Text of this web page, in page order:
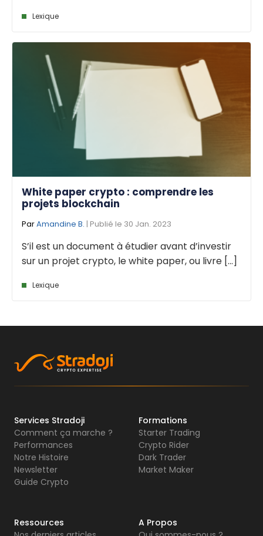
Lexique
White paper crypto : comprendre les
projets blockchain
ParAmandine B. | Publié le 30 Jan. 2023
S’il est un document à étudier avant d’investir
sur un projet crypto, le white paper, ou livre [...]
Lexique
Services Stradoji
Comment ça marche ?
Performances
Notre Histoire
Newsletter
Guide Crypto
Formations
Starter Trading
Crypto Rider
Dark Trader
Market Maker
Ressources
A Propos